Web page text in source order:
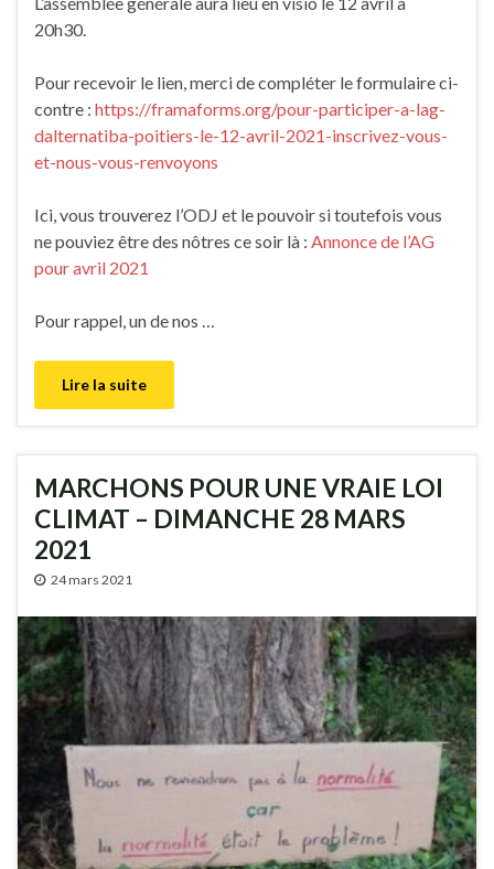
20h30.
Pour recevoir le lien, merci de compléter le formulaire ci-
contre : https://framaforms.org/pour-participer-a-lag-
dalternatiba-poitiers-le-12-avril-2021-inscrivez-vous-
et-nous-vous-renvoyons
Ici, vous trouverez l’ODJ et le pouvoir si toutefois vous
ne pouviez être des nôtres ce soir là : Annonce de l’AG
pour avril 2021
Pour rappel, un de nos …
Lire la suite
MARCHONS POUR UNE VRAIE LOI
CLIMAT – DIMANCHE 28 MARS
2021
24 mars 2021